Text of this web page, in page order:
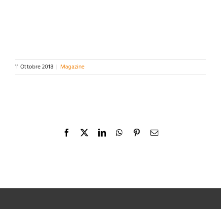
11 Ottobre 2018 | Magazine
Facebook
X LinkedInWhatsApp
PinterestEmail